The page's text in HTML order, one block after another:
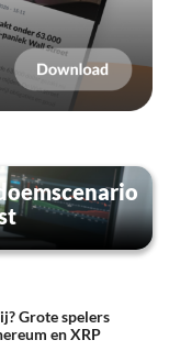
Grote spelers
en XRP